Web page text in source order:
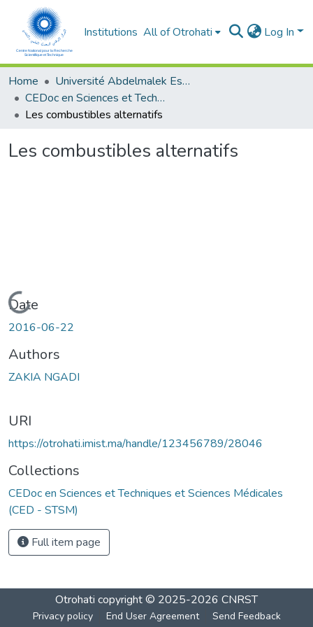
Institutions All of Otrohati Log In
Home
Université Abdelmalek Essaâdi - Tétouan
CEDoc en Sciences et Techniques et Sciences Médicales (CED - STSM)
Les combustibles alternatifs
Les combustibles alternatifs
Loading...
Date
2016-06-22
Authors
ZAKIA NGADI
URI
https://otrohati.imist.ma/handle/123456789/28046
Collections
CEDoc en Sciences et Techniques et Sciences Médicales
(CED - STSM)
Full item page
Otrohati copyright © 2025-2026 CNRST
Privacy policy End User Agreement Send Feedback